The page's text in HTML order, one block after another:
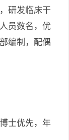
研发临床干
员数名，优
编制，配偶
士优先， 年